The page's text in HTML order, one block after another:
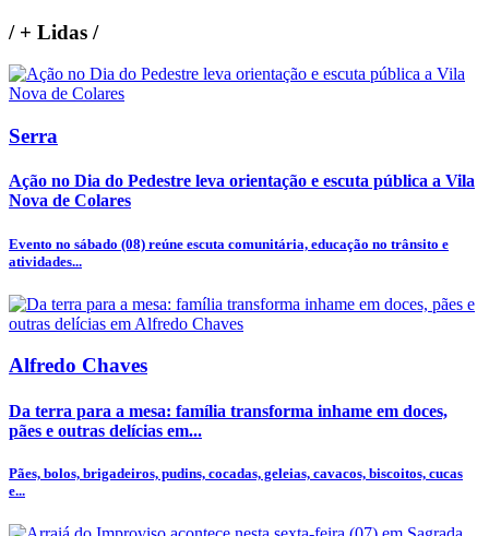
/+ Lidas /
Serra
Ação no Dia do Pedestre leva orientação e escuta pública a Vila
Nova de Colares
Evento no sábado (08) reúne escuta comunitária, educação no trânsito e
atividades...
Alfredo Chaves
Da terra para a mesa: família transforma inhame em doces,
pães e outras delícias em...
Pães, bolos, brigadeiros, pudins, cocadas, geleias, cavacos, biscoitos, cucas
e...